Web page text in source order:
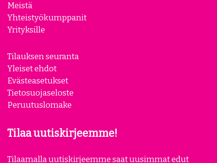
Meistä
Yhteistyökumppanit
Yrityksille
Tilauksen seuranta
Yleiset ehdot
Evästeasetukset
Tietosuojaseloste
Peruutuslomake
Tilaa uutiskirjeemme!
Tilaamalla uutiskirjeemme saat uusimmat edut